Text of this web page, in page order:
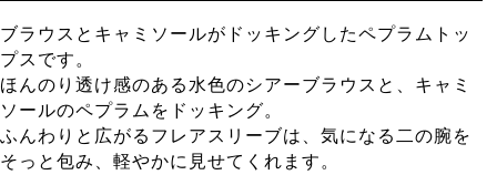
ブラウスとキャミソールがドッキングしたペプラムトッ
プスです。
ほんのり透け感のある水色のシアーブラウスと、キャミ
ソールのペプラムをドッキング。
ふんわりと広がるフレアスリーブは、気になる二の腕を
そっと包み、軽やかに見せてくれます。